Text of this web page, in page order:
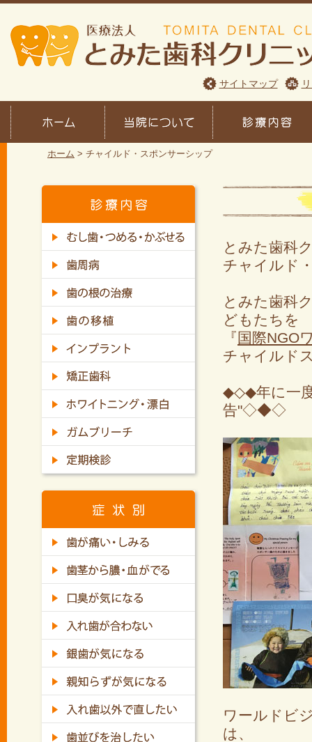
サイトマップ
ホーム > チャイルド・スポンサーシップ
とみた歯科
チャイルド
とみた歯科
どもたちを
『 国際NGO
チャイルド
◆◇◆年に一
告"◇◆◇
ワールドビ
は、